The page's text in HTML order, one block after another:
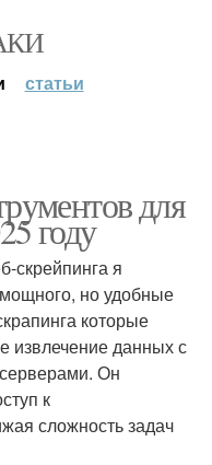
статьи
для
году
скрейпинга я
но удобные
которые
извлечение данных с
Он
к
сложность задач